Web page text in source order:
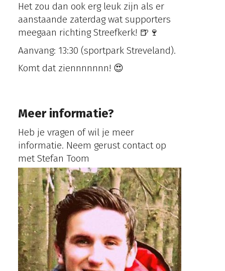
Het zou dan ook erg leuk zijn als er
aanstaande zaterdag wat supporters
meegaan richting Streefkerk! 🍺🍷
Aanvang: 13:30 (sportpark Streveland).
Komt dat ziennnnnnn! 😍
Meer informatie?
Heb je vragen of wil je meer
informatie. Neem gerust contact op
met Stefan Toom